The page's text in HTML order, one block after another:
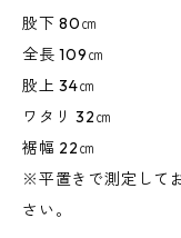
股下 80㎝
全長 109㎝
股上 34㎝
ワタリ 32㎝
裾幅 22㎝
※平置きで測定して
さい。